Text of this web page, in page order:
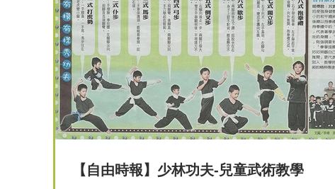
【自由時報】少林功夫-兒童武術教學